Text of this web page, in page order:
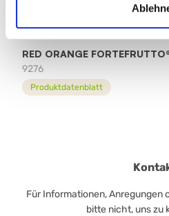
RED ORANGE
9276
Produktdatenblatt
Für Informationen, Anregungen
bitte nicht, uns zu